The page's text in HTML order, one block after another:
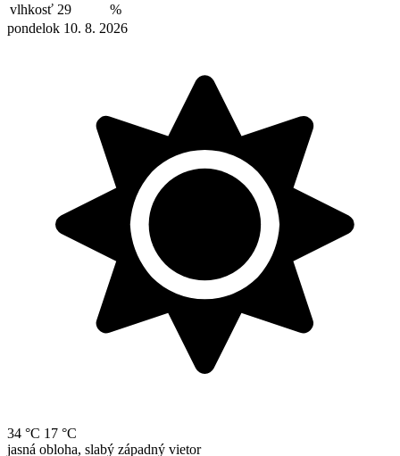
vlhkosť 29
%
pondelok 10. 8. 2026
34 °C 17 °C
jasná obloha, slabý západný vietor